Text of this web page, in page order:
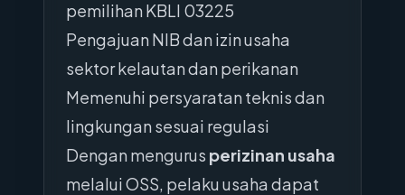
pemilihan KBLI 03225
Pengajuan NIB dan izin usaha
sektor kelautan dan perikanan
Memenuhi persyaratan teknis dan
lingkungan sesuai regulasi
Dengan mengurus perizinan usaha
melalui OSS, pelaku usaha dapat